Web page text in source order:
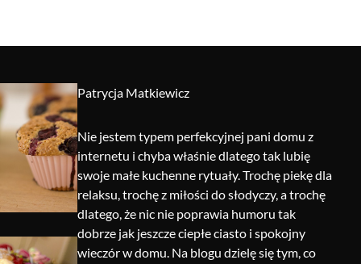
Patrycja Matkiewicz
Nie jestem typem perfekcyjnej pani domu z
internetu i chyba właśnie dlatego tak lubię
swoje małe kuchenne rytuały. Trochę piekę dla
relaksu, trochę z miłości do słodyczy, a trochę
dlatego, że nic nie poprawia humoru tak
dobrze jak jeszcze ciepłe ciasto i spokojny
wieczór w domu. Na blogu dzielę się tym, co